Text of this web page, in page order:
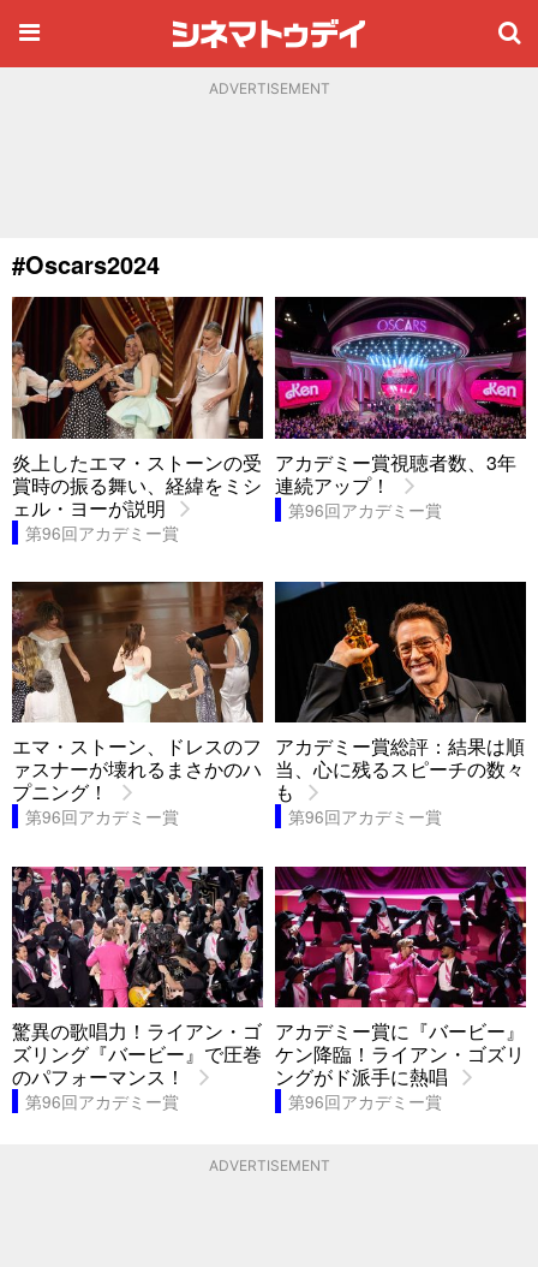
ADVERTISEMENT
#Oscars2024
炎上したエマ・ストーンの受
賞時の振る舞い、経緯をミシ
ェル・ヨーが説明
第96回アカデミー賞
アカデミー賞視聴者数、3年
連続アップ！
第96回アカデミー賞
エマ・ストーン、ドレスのフ
ァスナーが壊れるまさかのハ
プニング！
第96回アカデミー賞
アカデミー賞総評：結果は順
当、心に残るスピーチの数々
も
第96回アカデミー賞
驚異の歌唱力！ライアン・ゴ
ズリング『バービー』で圧巻
のパフォーマンス！
第96回アカデミー賞
アカデミー賞に『バービー』
ケン降臨！ライアン・ゴズリ
ングがド派手に熱唱
第96回アカデミー賞
ADVERTISEMENT